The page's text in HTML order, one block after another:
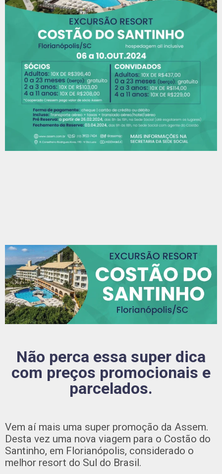
Não perca essa super dica
com preços promocionais e
parcelados.
Vem aí mais uma super promoção da Assem.
Desta vez uma nova viagem para o Costão do
Santinho, em Florianópolis, considerado o
melhor resort do Sul do Brasil.